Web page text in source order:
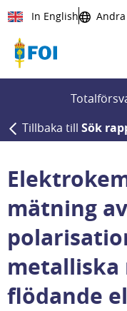
Till innehållet
In English
Tillbaka till Sök
mätning av
metalliska
flödande